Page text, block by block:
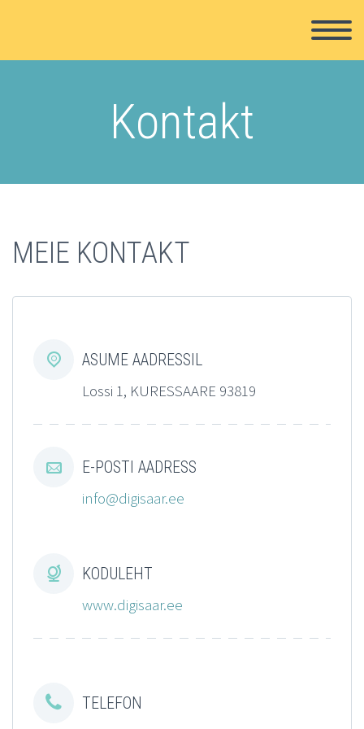
Kontakt
MEIE KONTAKT


ASUME AADRESSIL
Lossi 1, KURESSAARE 93819


E-POSTI AADRESS
info@digisaar.ee


KODULEHT
www.digisaar.ee

 TELEFON